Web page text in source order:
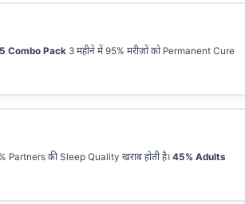
Combo Pack 3 महीने में 95% मरीज़ों को Permanent Cure
Partners की Sleep Quality खराब होती है। 45% Adults